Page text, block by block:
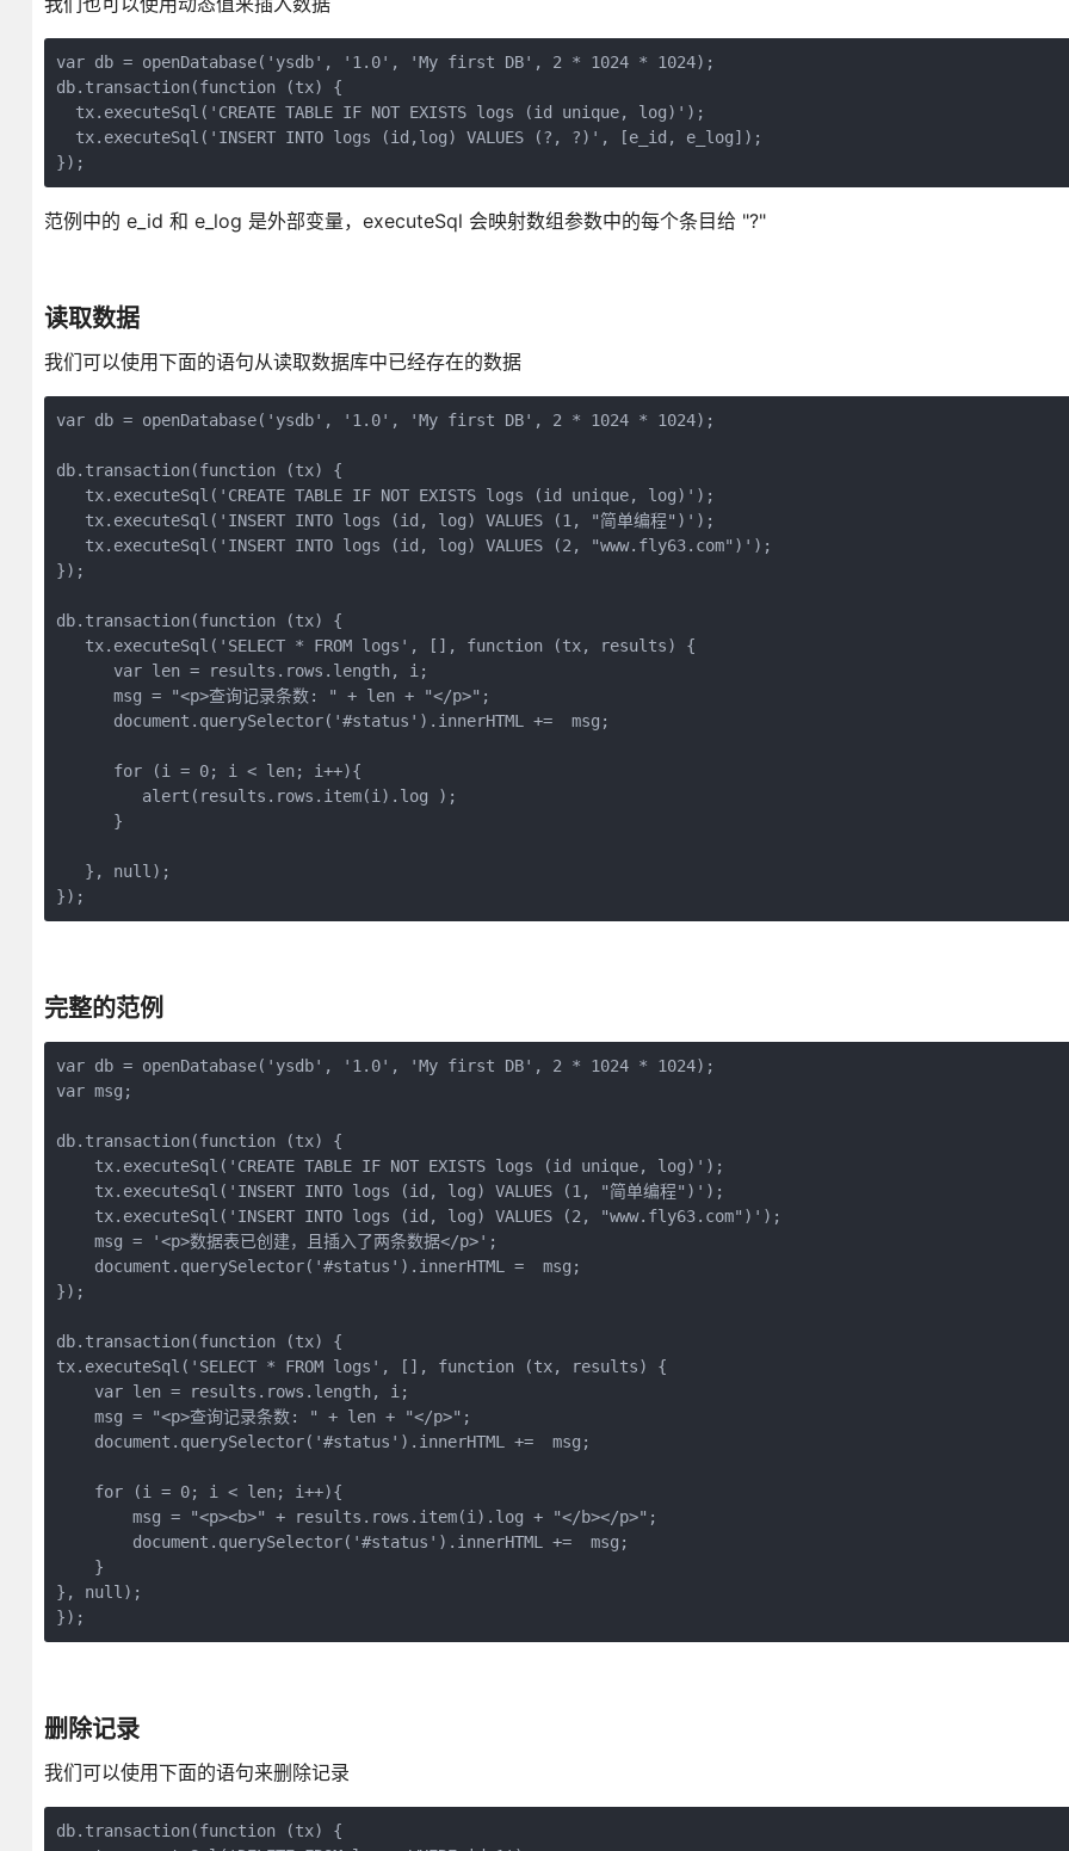
var db = openDatabase('ysdb', '1.0', 'My first DB', 2 * 1024 * 1024);
db.transaction(function (tx) {
  tx.executeSql('CREATE TABLE IF NOT EXISTS logs (id unique, log)');
  tx.executeSql('INSERT INTO logs (id,log) VALUES (?, ?)', [e_id, e_log]);
范例中的 e_id 和 e_log 是外部变量，executeSql 会映射数组参数中的每个条目给 "?"
读取数据
我们可以使用下面的语句从读取数据库中已经存在的数据
var db = openDatabase('ysdb', '1.0', 'My first DB', 2 * 1024 * 1024);
db.transaction(function (tx) {
   tx.executeSql('CREATE TABLE IF NOT EXISTS logs (id unique, log)');
   tx.executeSql('INSERT INTO logs (id, log) VALUES (1, "简单编程")');
   tx.executeSql('INSERT INTO logs (id, log) VALUES (2, "www.fly63.com")');
});
db.transaction(function (tx) {
   tx.executeSql('SELECT * FROM logs', [], function (tx, results) {
      var len = results.rows.length, i;
      msg = "<p>查询记录条数: " + len + "</p>";
      document.querySelector('#status').innerHTML +=  msg;
      for (i = 0; i < len; i++){
         alert(results.rows.item(i).log );
      }
   }, null);
});
完整的范例
var db = openDatabase('ysdb', '1.0', 'My first DB', 2 * 1024 * 1024);
var msg;
db.transaction(function (tx) {
    tx.executeSql('CREATE TABLE IF NOT EXISTS logs (id unique, log)');
    tx.executeSql('INSERT INTO logs (id, log) VALUES (1, "简单编程")');
    tx.executeSql('INSERT INTO logs (id, log) VALUES (2, "www.fly63.com")');
    msg = '<p>数据表已创建，且插入了两条数据</p>';
    document.querySelector('#status').innerHTML =  msg;
});
db.transaction(function (tx) {
tx.executeSql('SELECT * FROM logs', [], function (tx, results) {
    var len = results.rows.length, i;
    msg = "<p>查询记录条数: " + len + "</p>";
    document.querySelector('#status').innerHTML +=  msg;
    for (i = 0; i < len; i++){
        msg = "<p><b>" + results.rows.item(i).log + "</b></p>";
        document.querySelector('#status').innerHTML +=  msg;
    }
}, null);
删除记录
我们可以使用下面的语句来删除记录
db.transaction(function (tx) {